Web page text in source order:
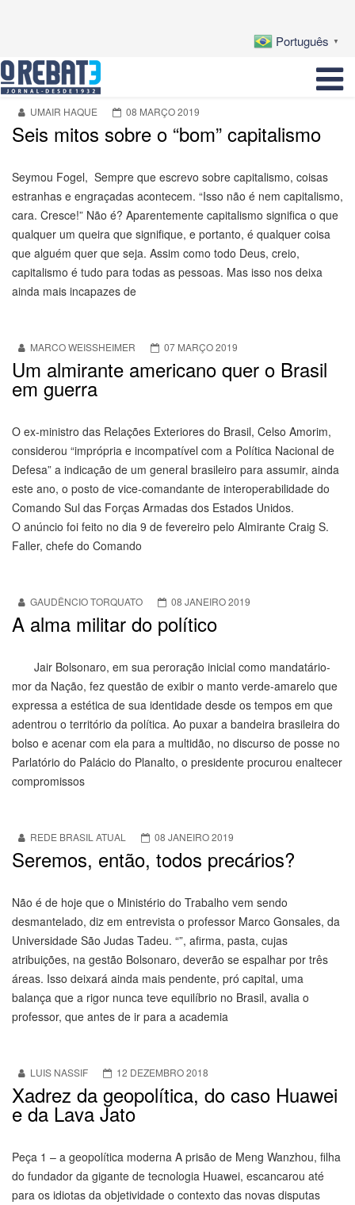
Português ▼
UMAIR HAQUE 08 MARÇO 2019
Seis mitos sobre o “bom” capitalismo
Seymou Fogel, Sempre que escrevo sobre capitalismo, coisas
estranhas e engraçadas acontecem. “Isso não é nem capitalismo,
cara. Cresce!” Não é? Aparentemente capitalismo significa o que
qualquer um queira que signifique, e portanto, é qualquer coisa
que alguém quer que seja. Assim como todo Deus, creio,
capitalismo é tudo para todas as pessoas. Mas isso nos deixa
ainda mais incapazes de
MARCO WEISSHEIMER 07 MARÇO 2019
Um almirante americano quer o Brasil
em guerra
O ex-ministro das Relações Exteriores do Brasil, Celso Amorim,
considerou “imprópria e incompatível com a Política Nacional de
Defesa” a indicação de um general brasileiro para assumir, ainda
este ano, o posto de vice-comandante de interoperabilidade do
Comando Sul das Forças Armadas dos Estados Unidos.
O anúncio foi feito no dia 9 de fevereiro pelo Almirante Craig S.
Faller, chefe do Comando
GAUDÊNCIO TORQUATO 08 JANEIRO 2019
A alma militar do político
Jair Bolsonaro, em sua peroração inicial como mandatário-
mor da Nação, fez questão de exibir o manto verde-amarelo que
expressa a estética de sua identidade desde os tempos em que
adentrou o território da política. Ao puxar a bandeira brasileira do
bolso e acenar com ela para a multidão, no discurso de posse no
Parlatório do Palácio do Planalto, o presidente procurou enaltecer
compromissos
REDE BRASIL ATUAL 08 JANEIRO 2019
Seremos, então, todos precários?
Não é de hoje que o Ministério do Trabalho vem sendo
desmantelado, diz em entrevista o professor Marco Gonsales, da
Universidade São Judas Tadeu. “”, afirma, pasta, cujas
atribuições, na gestão Bolsonaro, deverão se espalhar por três
áreas. Isso deixará ainda mais pendente, pró capital, uma
balança que a rigor nunca teve equilíbrio no Brasil, avalia o
professor, que antes de ir para a academia
LUIS NASSIF 12 DEZEMBRO 2018
Xadrez da geopolítica, do caso Huawei
e da Lava Jato
Peça 1 – a geopolítica moderna A prisão de Meng Wanzhou, filha
do fundador da gigante de tecnologia Huawei, escancarou até
para os idiotas da objetividade o contexto das novas disputas